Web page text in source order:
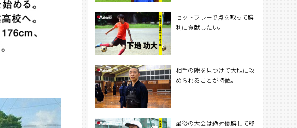
セットプレーで点を取って勝
利に貢献したい。
相手の隙を見つけて大胆に攻
められることが特徴。
最後の大会は絶対優勝して終